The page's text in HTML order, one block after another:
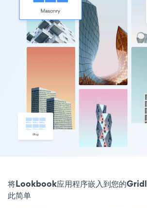
将Lookbook应用程序嵌入到您的
此简单